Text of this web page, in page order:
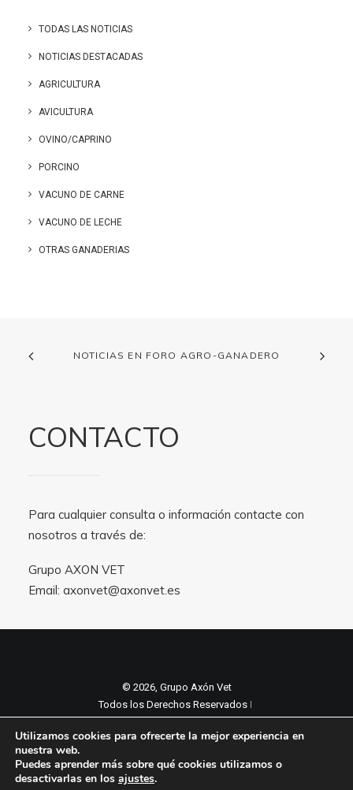
TODAS LAS NOTICIAS
NOTICIAS DESTACADAS
AGRICULTURA
AVICULTURA
OVINO/CAPRINO
PORCINO
VACUNO DE CARNE
VACUNO DE LECHE
OTRAS GANADERIAS
NOTICIAS EN FORO AGRO-GANADERO
CONTACTO
Para cualquier consulta o información contacte con
nosotros a través de:
Grupo AXON VET
Email: axonvet@axonvet.es
© 2026, Grupo Axón Vet
Todos los Derechos Reservados ǀ
Política de cookies
Utilizamos cookies para ofrecerte la mejor experiencia en
nuestra web.
Puedes aprender más sobre qué cookies utilizamos o
desactivarlas en los ajustes.